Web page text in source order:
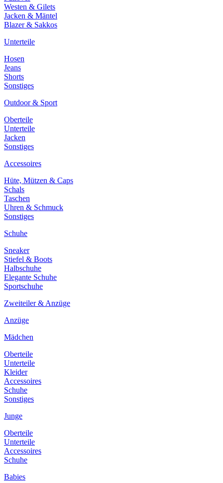
Westen & Gilets
Jacken & Mäntel
Blazer & Sakkos
Unterteile
Hosen
Jeans
Shorts
Sonstiges
Outdoor & Sport
Oberteile
Unterteile
Jacken
Sonstiges
Accessoires
Hüte, Mützen & Caps
Schals
Taschen
Uhren & Schmuck
Sonstiges
Schuhe
Sneaker
Stiefel & Boots
Halbschuhe
Elegante Schuhe
Sportschuhe
Zweiteiler & Anzüge
Anzüge
Mädchen
Oberteile
Unterteile
Kleider
Accessoires
Schuhe
Sonstiges
Junge
Oberteile
Unterteile
Accessoires
Schuhe
Babies